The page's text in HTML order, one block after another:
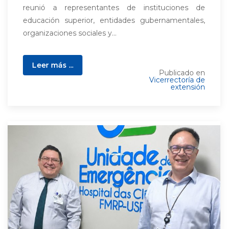
reunió a representantes de instituciones de
educación superior, entidades gubernamentales,
organizaciones sociales y...
Leer más ...
Publicado en
Vicerrectoría de
extensión